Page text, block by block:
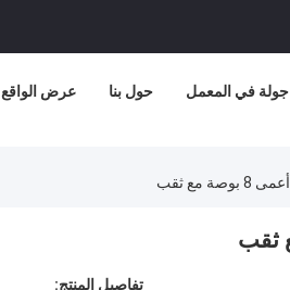
عرض الواقع حول بنا جولة في المعمل
تفاصيل المنتج: